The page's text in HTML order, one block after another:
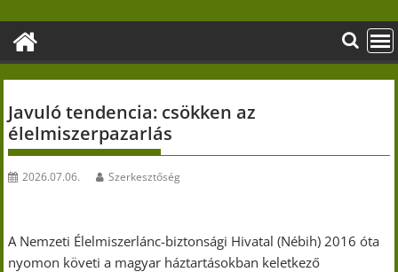
content
Javuló tendencia: csökken az
élelmiszerpazarlás
2026.07.06. Szerkesztőség
A Nemzeti Élelmiszerlánc-biztonsági Hivatal (Nébih) 2016 óta
nyomon követi a magyar háztartásokban keletkező